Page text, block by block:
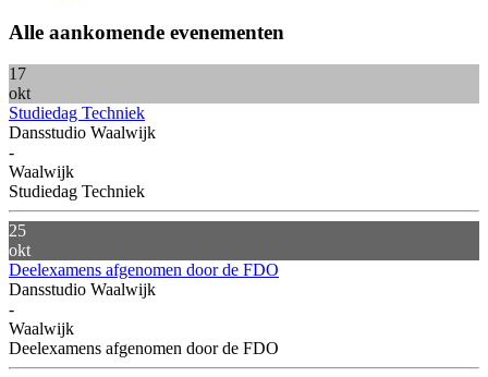
Alle aankomende evenementen
17
okt
Studiedag Techniek
Dansstudio Waalwijk
-
Waalwijk
Studiedag Techniek
25
okt
Deelexamens afgenomen door de FDO
Dansstudio Waalwijk
-
Waalwijk
Deelexamens afgenomen door de FDO